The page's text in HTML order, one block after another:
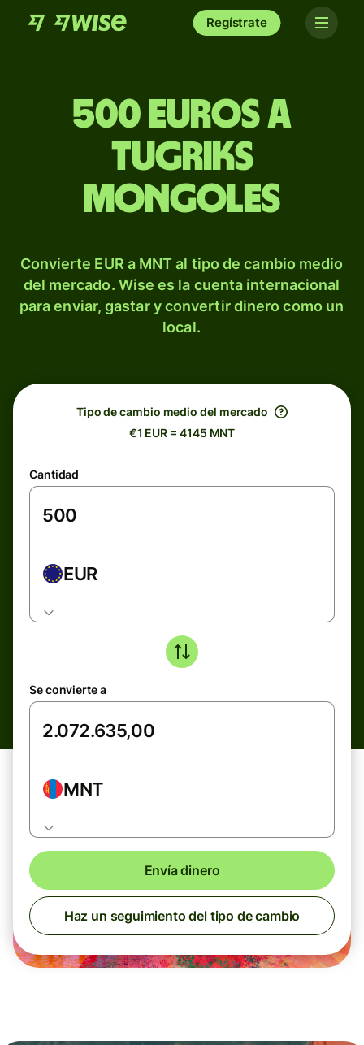
Regístrate
500 euros a
tugriks
mongoles
Convierte EUR a MNT al tipo de cambio medio
del mercado. Wise es la cuenta internacional
para enviar, gastar y convertir dinero como un
local.
Tipo de cambio medio del mercado
€1 EUR = 4145 MNT
Cantidad
EUR
Se convierte a
MNT
Envía dinero
Haz un seguimiento del tipo de cambio